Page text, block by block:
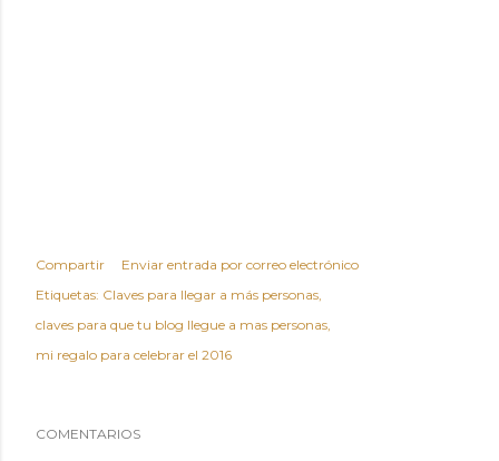
Compartir
Enviar entrada por correo electrónico
Etiquetas: Claves para llegar a más personas
claves para que tu blog llegue a mas personas
mi regalo para celebrar el 2016
COMENTARIOS